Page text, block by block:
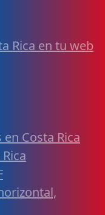
Rica en tu web
Costa Rica